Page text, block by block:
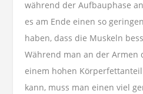
während der Aufbauphase
es am Ende einen so
haben, dass die Muskeln
Während man an der Armen
einem hohen
kann, muss man einen viel